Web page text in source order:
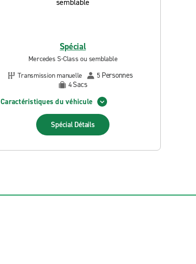
Spécial
Mercedes S-Class ou semblable
Transmission manuelle
5 Personnes
4Sacs
Caractéristiques du véhicule
Spécial Détails